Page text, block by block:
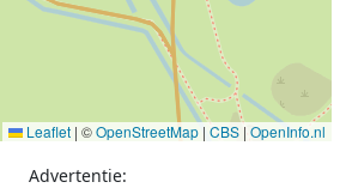
Leaflet | ©OpenStreetMap | CBS | OpenInfo.nl
Advertentie: